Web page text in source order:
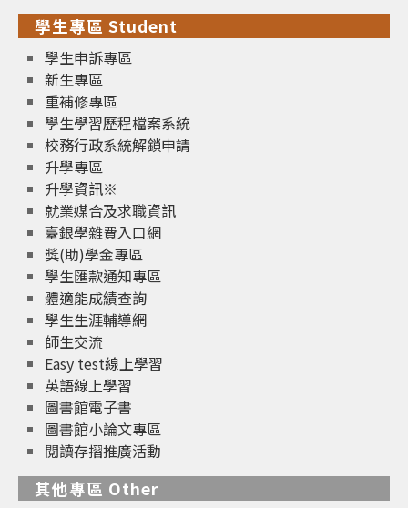
學生專區 Student
學生申訴專區
新生專區
重補修專區
學生學習歷程檔案系統
校務行政系統解鎖申請
升學專區
升學資訊※
就業媒合及求職資訊
臺銀學雜費入口網
獎(助)學金專區
學生匯款通知專區
體適能成績查詢
學生生涯輔導網
師生交流
Easy test線上學習
英語線上學習
圖書館電子書
圖書館小論文專區
閱讀存摺推廣活動
其他專區 Other